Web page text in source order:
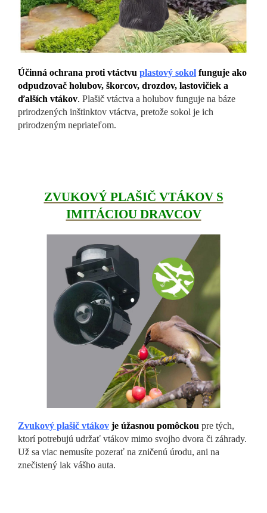
Účinná ochrana proti vtáctvu plastový sokol funguje ako
odpudzovač holubov, škorcov, drozdov, lastovičiek a
ďalších vtákov. Plašič vtáctva a holubov funguje na báze
prirodzených inštinktov vtáctva, pretože sokol je ich
prirodzeným nepriateľom.
ZVUKOVÝ PLAŠIČ VTÁKOV S
IMITÁCIOU DRAVCOV
Zvukový plašič vtákov je úžasnou pomôckou pre tých,
ktorí potrebujú udržať vtákov mimo svojho dvora či záhrady.
Už sa viac nemusíte pozerať na zničenú úrodu, ani na
znečistený lak vášho auta.